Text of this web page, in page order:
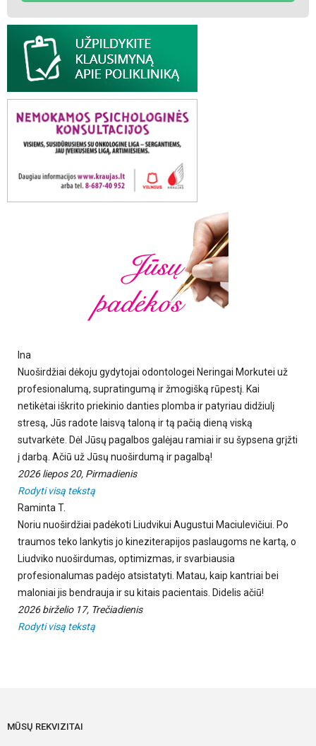
Ina
Nuoširdžiai dėkoju gydytojai odontologei Neringai Morkutei už
profesionalumą, supratingumą ir žmogišką rūpestį. Kai
netikėtai iškrito priekinio danties plomba ir patyriau didžiulį
stresą, Jūs radote laisvą taloną ir tą pačią dieną viską
sutvarkėte. Dėl Jūsų pagalbos galėjau ramiai ir su šypsena grįžti
į darbą. Ačiū už Jūsų nuoširdumą ir pagalbą!
2026 liepos 20, Pirmadienis
Rodyti visą tekstą
Raminta T.
Noriu nuoširdžiai padėkoti Liudvikui Augustui Maciulevičiui. Po
traumos teko lankytis jo kineziterapijos paslaugoms ne kartą, o
Liudviko nuoširdumas, optimizmas, ir svarbiausia
profesionalumas padėjo atsistatyti. Matau, kaip kantriai bei
maloniai jis bendrauja ir su kitais pacientais. Didelis ačiū!
2026 birželio 17, Trečiadienis
Rodyti visą tekstą
MŪSŲ REKVIZITAI